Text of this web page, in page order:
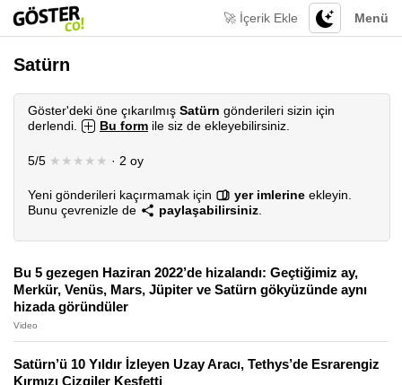
Menü
🚀 İçerik Ekle
Satürn
Göster'deki öne çıkarılmış Satürn gönderileri sizin için
derlendi.
Bu form ile siz de ekleyebilirsiniz.
5/5 ★★★★★ · 2 oy
Yeni gönderileri kaçırmamak için yer imlerine ekleyin.
Bunu çevrenizle de
paylaşabilirsiniz
Bu 5 gezegen Haziran 2022’de hizalandı: Geçtiğimiz ay,
Merkür, Venüs, Mars, Jüpiter ve Satürn gökyüzünde aynı
hizada göründüler
Video
Satürn’ü 10 Yıldır İzleyen Uzay Aracı, Tethys’de Esrarengiz
Kırmızı Çizgiler Keşfetti